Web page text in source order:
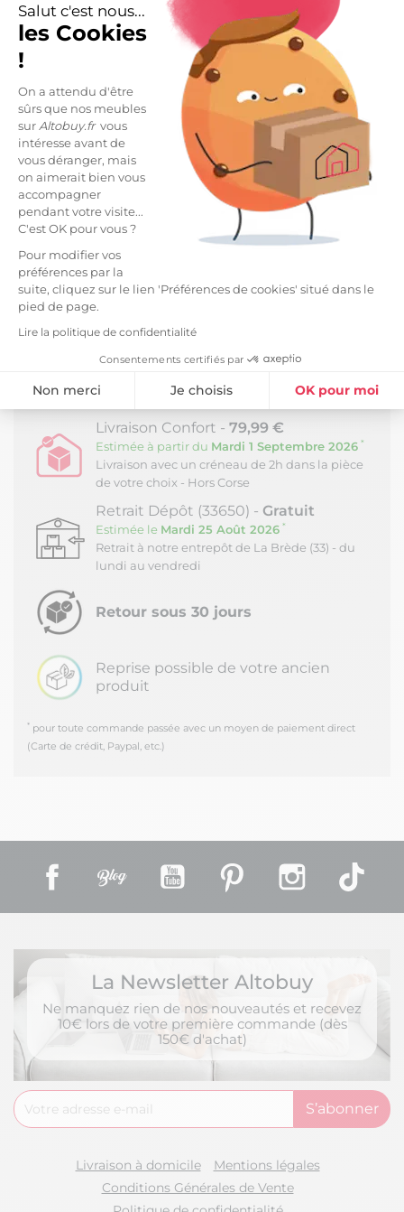
Salut c'est nous...
les Cookies
!
On a attendu d'être
sûrs que nos meubles
sur Altobuy.frvous
intéresse avant de
vous déranger, mais
on aimerait bien vous
accompagner
pendant votre visite...
C'est OK pour vous ?
Pour modifier vos
préférences par la
suite, cliquez sur le lien 'Préférences de cookies' situé dans le
pied de page.
Lire la politique de confidentialité
Consentements certifiés par
Non merci Je choisis OK pour moi
Plateforme de Gestion du Consentement : Personnalisez vos
Notre plateforme vous permet d'adapter et de gérer vos
DESCRIPTION
Méridienne Gauche Tissu Bouclettes Beige Clair
avec 1 coussin de la gamme Avalon.
Grâce à sa forme unique et originale, son design ne
laisse personne indifférent.
Associée au canapé de la même collection ou seule,
elle trouvera une place privilégiée dans votre salon.
Structure en bois contreplaqué et mousse.
Revêtement en tissu polyester.
Hauteur d'assise : 44cm.
Dimensions : 88 x 175 x H85cm.
LIVRAISON ET RETOURS
Estimée à partir duJeudi 27 Août 2026
Corse
Livraison Confort - 79,99 €
Estimée à partir du Mardi 1 Septembre 2026 *
Livraison avec un créneau de 2h dans la pièce
de votre choix - Hors Corse
Retrait Dépôt (33650) - Gratuit
Estimée le Mardi 25 Août 2026 *
Retrait à notre entrepôt de La Brède (33) - du
lundi au vendredi
Retour sous 30 jours
Reprise possible de votre ancien
produit
* pour toute commande passée avec un moyen de paiement direct
(Carte de crédit, Paypal, etc.)
Facebook YouTube Pinterest Instagram
La Newsletter Altobuy
Ne manquez rien de nos nouveautés et recevez
10€ lors de votre première commande (dès
150€ d'achat)
Livraison à domicile
Mentions légales
Conditions Générales de Vente